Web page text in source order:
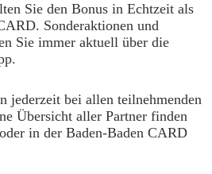
Sie den Bonus in Echtzeit als
Sonderaktionen und
Sie immer aktuell über die
jederzeit bei allen teilnehmenden
Übersicht aller Partner finden
oder in der Baden-Baden CARD